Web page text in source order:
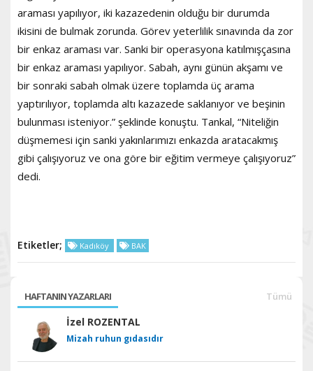
araması yapılıyor, iki kazazedenin olduğu bir durumda
ikisini de bulmak zorunda. Görev yeterlilik sınavında da zor
bir enkaz araması var. Sanki bir operasyona katılmışçasına
bir enkaz araması yapılıyor. Sabah, aynı günün akşamı ve
bir sonraki sabah olmak üzere toplamda üç arama
yaptırılıyor, toplamda altı kazazede saklanıyor ve beşinin
bulunması isteniyor.” şeklinde konuştu. Tankal, “Niteliğin
düşmemesi için sanki yakınlarımızı enkazda aratacakmış
gibi çalışıyoruz ve ona göre bir eğitim vermeye çalışıyoruz”
dedi.
Etiketler; Kadıköy BAK
HAFTANIN YAZARLARI Tümü
İzel ROZENTAL
Mizah ruhun gıdasıdır